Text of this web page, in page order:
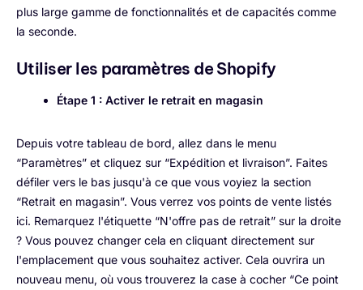
plus large gamme de fonctionnalités et de capacités comme
la seconde.
Utiliser les paramètres de Shopify
Étape 1 : Activer le retrait en magasin
Depuis votre tableau de bord, allez dans le menu
“Paramètres” et cliquez sur “Expédition et livraison”. Faites
défiler vers le bas jusqu'à ce que vous voyiez la section
“Retrait en magasin”. Vous verrez vos points de vente listés
ici. Remarquez l'étiquette “N'offre pas de retrait” sur la droite
? Vous pouvez changer cela en cliquant directement sur
l'emplacement que vous souhaitez activer. Cela ouvrira un
nouveau menu, où vous trouverez la case à cocher “Ce point